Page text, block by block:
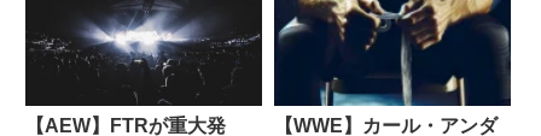
【AEW】FTRが重大発
【WWE】カール・アンダ